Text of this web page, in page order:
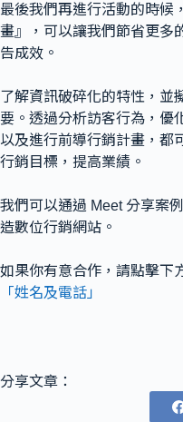
最後我們再進行活動的時候
畫』，可以讓我們節省更多
告成效。
了解資訊破碎化的特性，並
要。透過分析訪客行為，優
以及進行前導行銷計畫，都
行銷目標，提高業績。
我們可以通過 Meet 分享案
造數位行銷網站。
如果你有意合作，請點擊下
「姓名及電話」
分享文章：